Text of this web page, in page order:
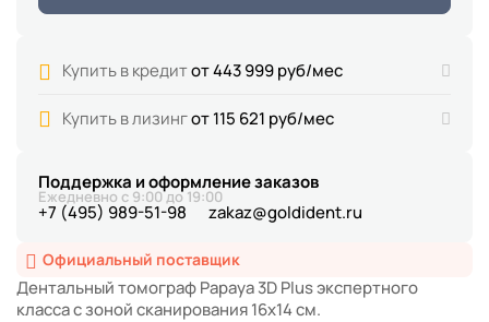
Официальный поставщик
Дентальный томограф Papaya 3D Plus экспертного
класса с зоной сканирования 16х14 см.
Купить в кредитот 443 999 руб/мес
Купить в лизингот 115 621 руб/мес
Поддержка и оформление заказов
Ежедневно с 9:00 до 19:00
+7 (495) 989-51-98 zakaz@goldident.ru